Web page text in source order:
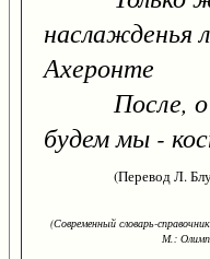
наслажденья
Ахеронте
После, о
будем мы -
(Перевод Л.
(Современный словарь-
М.: